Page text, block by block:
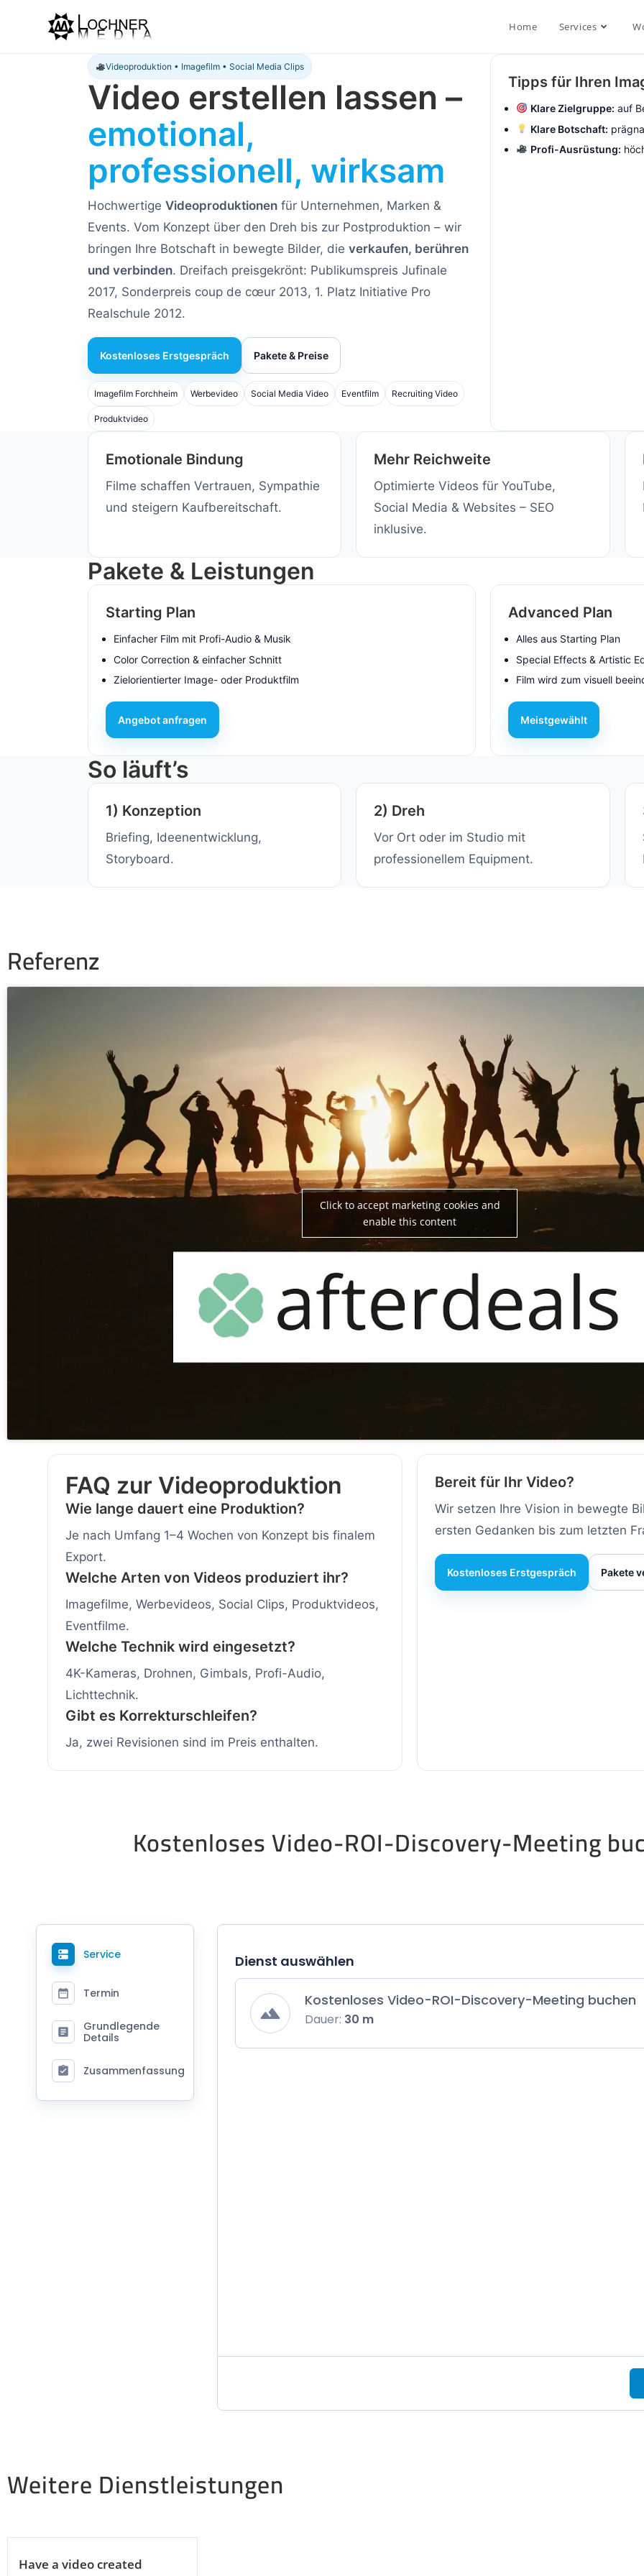
Home Services
Videoproduktion • Imagefilm • Social Media Clips
Video erstellen lassen –
emotional,
professionell, wirksam
Hochwertige Videoproduktionen für Unternehmen, Marken &
Events. Vom Konzept über den Dreh bis zur Postproduktion – wir
bringen Ihre Botschaft in bewegte Bilder, die verkaufen, berühren
und verbinden. Dreifach preisgekrönt: Publikumspreis Jufinale
2017, Sonderpreis coup de cœur 2013, 1. Platz Initiative Pro
Realschule 2012.
Kostenloses Erstgespräch Pakete & Preise
Imagefilm Forchheim Werbevideo Social Media Video Eventfilm Recruiting Video
Produktvideo
Tipps für Ihren
Klare Zielgruppe: auf
Klare Botschaft:
Profi-Ausrüstung:
Emotionale Bindung
Filme schaffen Vertrauen, Sympathie
und steigern Kaufbereitschaft.
Mehr Reichweite
Optimierte Videos für YouTube,
Social Media & Websites – SEO
inklusive.
Pakete & Leistungen
Starting Plan
Einfacher Film mit Profi-Audio & Musik
Color Correction & einfacher Schnitt
Zielorientierter Image- oder Produktfilm
Angebot anfragen
Advanced Plan
Alles aus Starting Plan
Special Effects & Artistic
Film wird zum visuell
Meistgewählt
So läuft’s
1) Konzeption
Briefing, Ideenentwicklung,
Storyboard.
2) Dreh
Vor Ort oder im Studio mit
professionellem Equipment.
Referenz
Click to accept marketing cookies and
enable this content
FAQ zur Videoproduktion
Wie lange dauert eine Produktion?
Je nach Umfang 1–4 Wochen von Konzept bis finalem
Export.
Welche Arten von Videos produziert ihr?
Imagefilme, Werbevideos, Social Clips, Produktvideos,
Eventfilme.
Welche Technik wird eingesetzt?
4K-Kameras, Drohnen, Gimbals, Profi-Audio,
Lichttechnik.
Gibt es Korrekturschleifen?
Ja, zwei Revisionen sind im Preis enthalten.
Bereit für Ihr Video?
Wir setzen Ihre Vision in bewegte
ersten Gedanken bis zum letzten
Kostenloses Erstgespräch Pakete
Kostenloses Video-ROI-Discovery-Meeting
Service
Termin
Grundlegende
Details
Zusammenfassung
Dienst auswählen
Kostenloses Video-ROI-Discovery-Meeting buchen
Dauer: 30 m
Weitere Dienstleistungen
Have a video created